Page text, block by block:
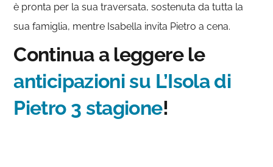
è pronta per la sua traversata, sostenuta da tutta la
sua famiglia, mentre Isabella invita Pietro a cena.
Continua a leggere le
anticipazioni su L’Isola di
Pietro 3 stagione!